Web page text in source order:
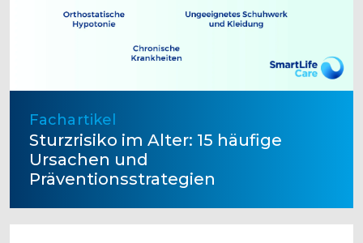
Fachartikel
Sturzrisiko im Alter: 15 häufige
Ursachen und
Präventionsstrategien